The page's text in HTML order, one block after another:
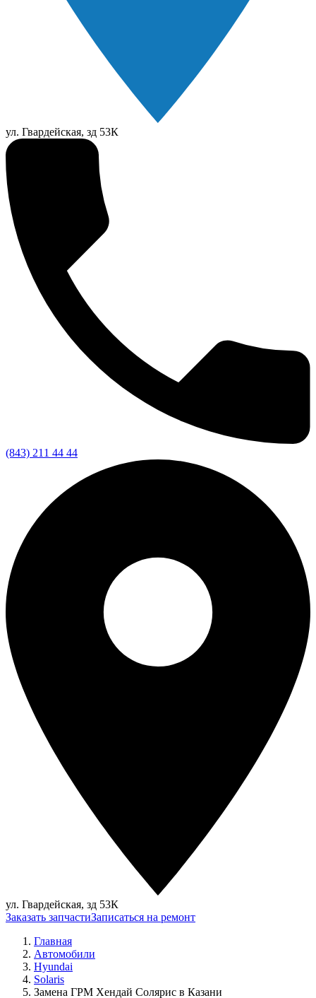
ул. Гвардейская, зд 53К
(843) 211 44 44
ул. Гвардейская, зд 53К
Заказать запчастиЗаписаться на ремонт
Главная
Автомобили
Hyundai
Solaris
Замена ГРМ Хендай Солярис в Казани